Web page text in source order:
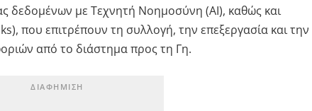
δεδομένων με Τεχνητή Νοημοσύνη (AI), καθώς και
που επιτρέπουν τη συλλογή, την επεξεργασία και την
από το διάστημα προς τη Γη.